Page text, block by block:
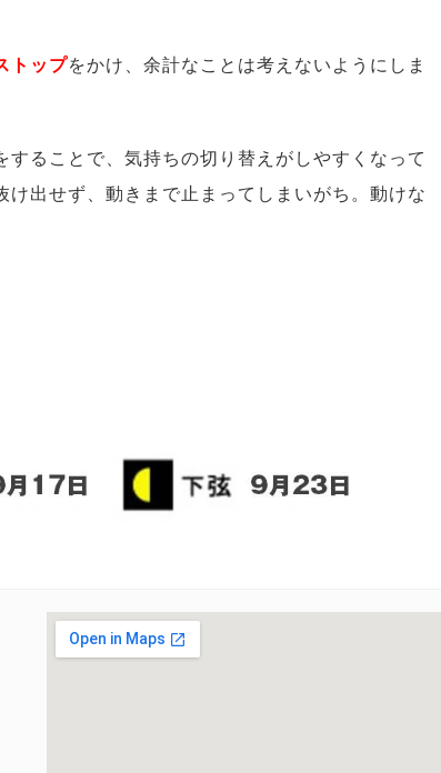
トップをかけ、余計なことは考えないようにしま
ることで、気持ちの切り替えがしやすくなって
出せず、動きまで止まってしまいがち。動けな